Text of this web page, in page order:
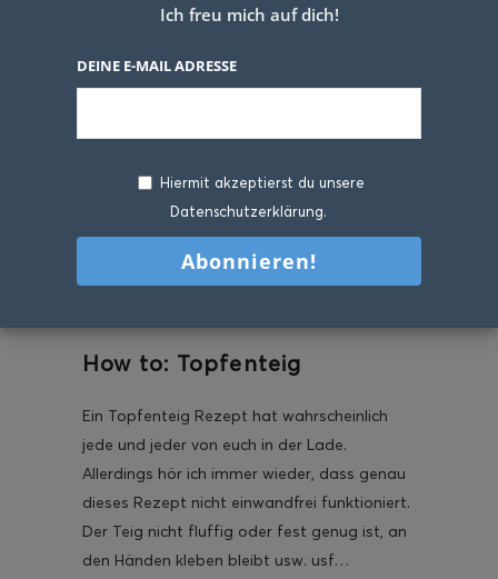
DOCH! Nämlich MEINE Marillenknödel in
How to: Topfenteig
Ein Topfenteig Rezept hat wahrscheinlich
jede und jeder von euch in der Lade.
Allerdings hör ich immer wieder, dass genau
dieses Rezept nicht einwandfrei funktioniert.
Der Teig nicht fluffig oder fest genug ist, an
den Händen kleben bleibt usw. usf…
Ich freu mich auf dich!
DEINE E-MAIL ADRESSE
Hiermit akzeptierst du unsere
Datenschutzerklärung.